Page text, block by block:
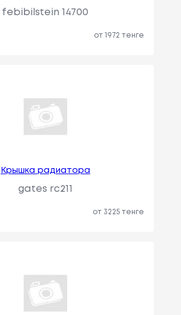
febibilstein 14700
от 1972 тенге
Крышка радиатора
gates rc211
от 3225 тенге